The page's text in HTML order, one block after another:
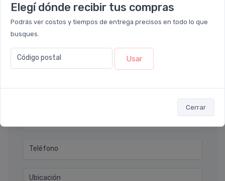
Elegí dónde recibir tus compras
Podrás ver costos y tiempos de entrega precisos en todo lo que
busques.
Código postal Usar
Cerrar
Déjanos tu consulta
Nombre completo* (ej. Diego Lopez)
Teléfono
Ubicación